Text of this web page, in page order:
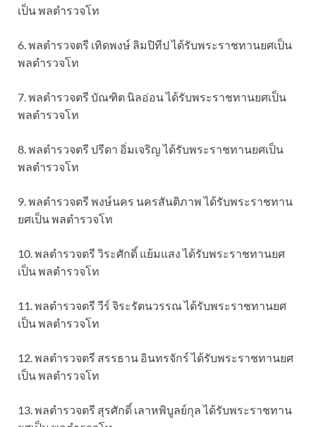
เป็น พลตำรวจโท
6. พลตำรวจตรี เทิดพงษ์ ลิมปิทีป ได้รับพระราชทานยศเป็น
พลตำรวจโท
7. พลตำรวจตรี บัณฑิต นิลอ่อน ได้รับพระราชทานยศเป็น
พลตำรวจโท
8. พลตำรวจตรี ปรีดา อิ่มเจริญ ได้รับพระราชทานยศเป็น
พลตำรวจโท
9. พลตำรวจตรี พงษ์นคร นครสันติภาพ ได้รับพระราชทาน
ยศเป็น พลตำรวจโท
10. พลตำรวจตรี วิระศักดิ์ แย้มแสง ได้รับพระราชทานยศ
เป็น พลตำรวจโท
11. พลตำรวจตรี วีร์ จิระรัตนวรรณ ได้รับพระราชทานยศ
เป็น พลตำรวจโท
12. พลตำรวจตรี สรรธาน อินทรจักร์ ได้รับพระราชทานยศ
เป็น พลตำรวจโท
13. พลตำรวจตรี สุรศักดิ์ เลาหพิบูลย์กุล ได้รับพระราชทาน